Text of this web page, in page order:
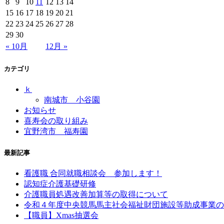
« 10月 12月 »
8 9 10 12 13
14
15 16 17 18 19 20 21
22 23 24 25 26 27 28
29 30
カテゴリ
ｋ
南城市 小谷園
お知らせ
喜寿会の取り組み
宜野湾市 福寿園
最新記事
看護職 合同就職相談会 参加します！
認知症介護基礎研修
介護職員処遇改善加算等の取得について
令和４年度中央競馬馬主社会福祉財団施設等助成事業
【職員】Xmas抽選会